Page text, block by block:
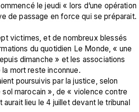
le jeudi « lors d’une opération
de passage en force qui se préparait.
victimes, et de nombreux blessés
du quotidien Le Monde, « une
dimanche » et les associations
mort reste inconnue.
poursuivis par la justice, selon
sol marocain », de « violence contre
lieu le 4 juillet devant le tribunal